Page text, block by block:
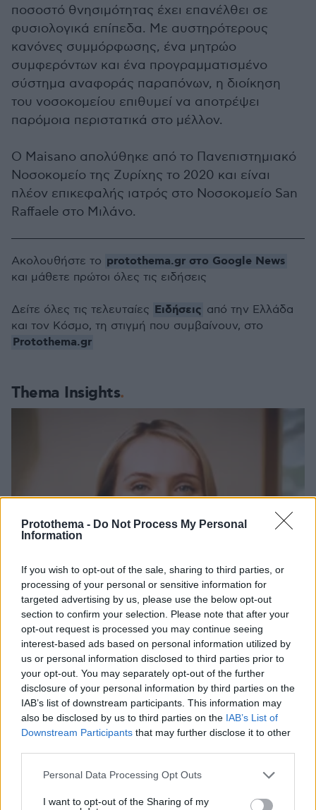
Protothema - Do Not Process My Personal
Information
If you wish to opt-out of the sale, sharing to third parties, or
processing of your personal or sensitive information for
targeted advertising by us, please use the below opt-out
section to confirm your selection. Please note that after your
opt-out request is processed you may continue seeing
interest-based ads based on personal information utilized by
us or personal information disclosed to third parties prior to
your opt-out. You may separately opt-out of the further
disclosure of your personal information by third parties on the
IAB’s list of downstream participants. This information may
also be disclosed by us to third parties on the IAB’s List of
Downstream Participants that may further disclose it to other
Please note that this website/app uses one or more Google
not limited to your visit or usage behaviour. You may click to
Personal Data Processing Opt Outs
I want to opt-out of the Sharing of my
ποσοστό θνησιμότητας έχει επανέλθει σε
φυσιολογικά επίπεδα. Με αυστηρότερους
κανόνες συμμόρφωσης, ένα μητρώο
συμφερόντων και ένα προγραμματισμένο
σύστημα αναφοράς παραπόνων, η διοίκηση
του νοσοκομείου επιθυμεί να αποτρέψει
παρόμοια περιστατικά στο μέλλον.
Ο Maisano απολύθηκε από το Πανεπιστημιακό
Νοσοκομείο της Ζυρίχης το 2020 και είναι
πλέον επικεφαλής ιατρός στο Νοσοκομείο San
Raffaele στο Μιλάνο.
Thema Insights
Το DEI College παρουσιάζει τη Sophia. Την πρώτη 24/7
βοηθό AI που αλλάζει τον τρόπο με τον οποίο μαθαίνουν οι
φοιτητές
30.07.2026, 09:33
Η Smart φοιτητική κατοικία στην καρδιά της Αθήνας
Ακολουθήστε το protothema.gr στο Google News
και μάθετε πρώτοι όλες τις ειδήσεις
Δείτε όλες τις τελευταίες Ειδήσεις από την Ελλάδα
και τον Κόσμο, τη στιγμή που συμβαίνουν, στο
Protothema.gr